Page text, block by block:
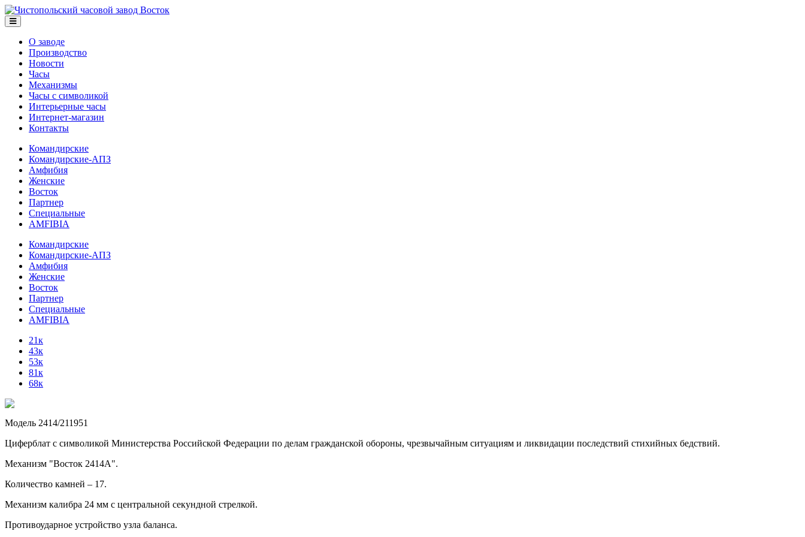
О заводе
Производство
Новости
Часы
Механизмы
Часы с символикой
Интерьерные часы
Интернет-магазин
Контакты
Командирские
Командирские-АПЗ
Амфибия
Женские
Восток
Партнер
Специальные
AMFIBIA
Командирские
Командирские-АПЗ
Амфибия
Женские
Восток
Партнер
Специальные
AMFIBIA
21к
43к
53к
81к
68к
Модель 2414/211951
Циферблат с символикой Министерства Российской Федерации по делам гражданской обороны, чрезвычайным ситуациям и ликвидации последствий стихийных бедствий.
Механизм "Восток 2414А".
Количество камней – 17.
Механизм калибра 24 мм с центральной секундной стрелкой.
Противоударное устройство узла баланса.